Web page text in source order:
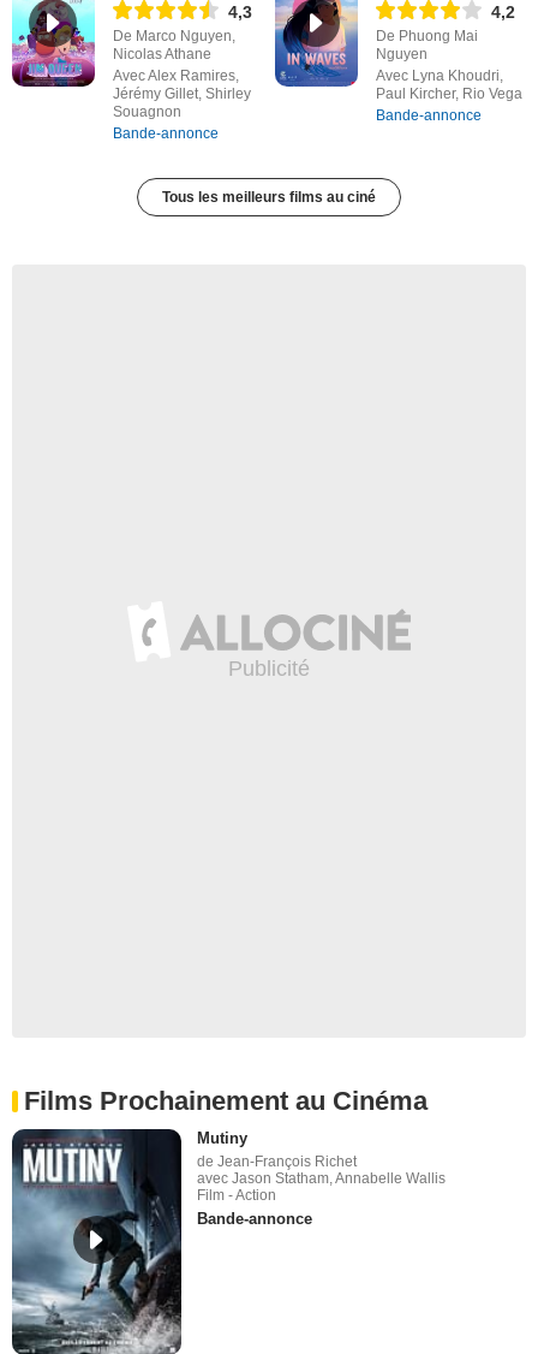
4,3
De Marco Nguyen,
Nicolas Athane
Avec Alex Ramires,
Jérémy Gillet, Shirley
Souagnon
Bande-annonce
4,2
De Phuong Mai
Nguyen
Avec Lyna Khoudri,
Paul Kircher, Rio Vega
Bande-annonce
Tous les meilleurs films au ciné
Films Prochainement au Cinéma
Mutiny
de Jean-François Richet
avec Jason Statham, Annabelle Wallis
Film - Action
Bande-annonce